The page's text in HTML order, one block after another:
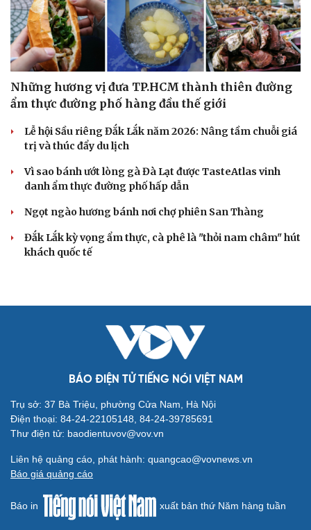
Những hương vị đưa TP.HCM thành thiên đường
ẩm thực đường phố hàng đầu thế giới
Lễ hội Sầu riêng Đắk Lắk năm 2026: Nâng tầm chuỗi giá
trị và thúc đẩy du lịch
Vì sao bánh ướt lòng gà Đà Lạt được TasteAtlas vinh
danh ẩm thực đường phố hấp dẫn
Ngọt ngào hương bánh nơi chợ phiên San Thàng
Đắk Lắk kỳ vọng ẩm thực, cà phê là "thỏi nam châm" hút
khách quốc tế
BÁO ĐIỆN TỬ TIẾNG NÓI VIỆT NAM
Trụ sở: 37 Bà Triệu, phường Cửa Nam, Hà Nội
Điện thoại: 84-24-22105148, 84-24-39785691
Thư điện tử: baodientuvov@vov.vn
Liên hệ quảng cáo, phát hành: quangcao@vovnews.vn
Báo giá quảng cáo
Báo in xuất bản thứ Năm hàng tuần